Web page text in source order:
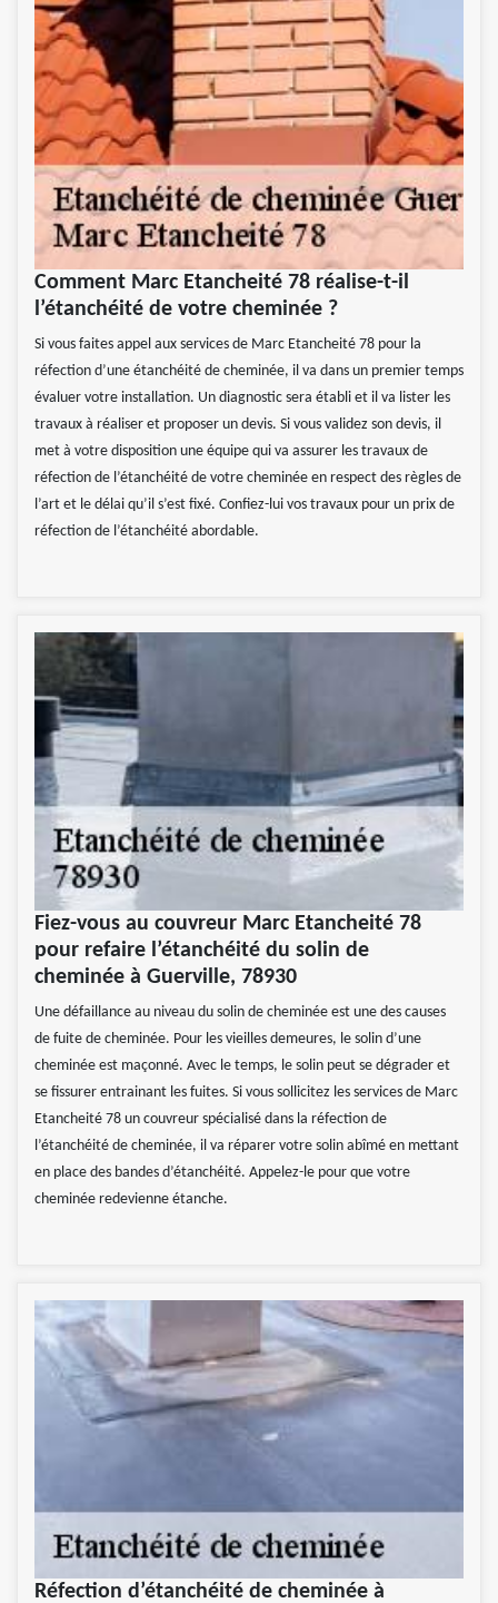
Comment Marc Etancheité 78 réalise-t-il
l’étanchéité de votre cheminée ?
Si vous faites appel aux services de Marc Etancheité 78 pour la
réfection d’une étanchéité de cheminée, il va dans un premier temps
évaluer votre installation. Un diagnostic sera établi et il va lister les
travaux à réaliser et proposer un devis. Si vous validez son devis, il
met à votre disposition une équipe qui va assurer les travaux de
réfection de l’étanchéité de votre cheminée en respect des règles de
l’art et le délai qu’il s’est fixé. Confiez-lui vos travaux pour un prix de
réfection de l’étanchéité abordable.
Fiez-vous au couvreur Marc Etancheité 78
pour refaire l’étanchéité du solin de
cheminée à Guerville, 78930
Une défaillance au niveau du solin de cheminée est une des causes
de fuite de cheminée. Pour les vieilles demeures, le solin d’une
cheminée est maçonné. Avec le temps, le solin peut se dégrader et
se fissurer entrainant les fuites. Si vous sollicitez les services de Marc
Etancheité 78 un couvreur spécialisé dans la réfection de
l’étanchéité de cheminée, il va réparer votre solin abîmé en mettant
en place des bandes d’étanchéité. Appelez-le pour que votre
cheminée redevienne étanche.
Réfection d’étanchéité de cheminée à